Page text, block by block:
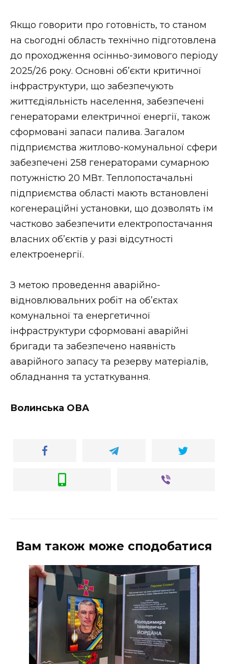
Якщо говорити про готовність, то станом
на сьогодні область технічно підготовлена
до проходження осінньо-зимового періоду
2025/26 року. Основні об’єкти критичної
інфраструктури, що забезпечують
життєдіяльність населення, забезпечені
генераторами електричної енергії, також
сформовані запаси палива. Загалом
підприємства житлово-комунальної сфери
забезпечені 258 генераторами сумарною
потужністю 20 МВт. Теплопостачальні
підприємства області мають встановлені
когенераційні установки, що дозволять їм
частково забезпечити електропостачання
власних об’єктів у разі відсутності
електроенергії.
З метою проведення аварійно-
відновлювальних робіт на об’єктах
комунальної та енергетичної
інфраструктури сформовані аварійні
бригади та забезпечено наявність
аварійного запасу та резерву матеріалів,
обладнання та устаткування.
Волинська ОВА
Вам також може сподобатися